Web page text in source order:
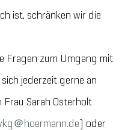
ist, schränken wir die
Fragen zum Umgang mit
jederzeit gerne an
Sarah Osterholt
＠hoermann.de) oder